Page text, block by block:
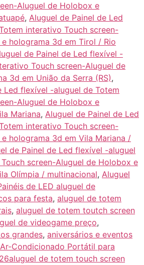
Aluguel de Holobox e
, Aluguel de Painel de Led
interativo Touch screen-
holograma 3d em Tirol / Rio
de Painel de Led flexível -
Touch screen-Aluguel de
3d em União da Serra (RS),
Led flexível -aluguel de Totem
Aluguel de Holobox e
Mariana, Aluguel de Painel de Led
interativo Touch screen-
holograma 3d em Vila Mariana /
de Painel de Led flexível -aluguel
screen-Aluguel de Holobox e
Olímpia / multinacional, Aluguel
de LED aluguel de
para festa, aluguel de totem
, aluguel de totem toutch screen
de videogame preço,
grandes, aniversários e eventos
Condicionado Portátil para
de totem touch screen